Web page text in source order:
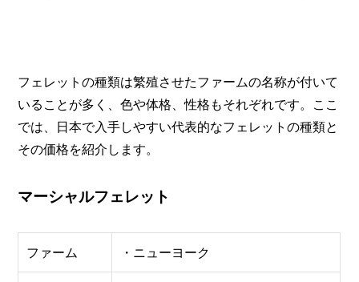
フェレットの種類は繁殖させたファームの名称が付いて
いることが多く、色や体格、性格もそれぞれです。ここ
では、日本で入手しやすい代表的なフェレットの種類と
その価格を紹介します。
マーシャルフェレット
ファーム ・ニューヨーク